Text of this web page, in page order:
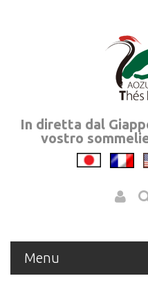
In diretta dal
vostro
Menu